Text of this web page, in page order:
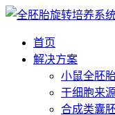
首页
解决方案
小鼠全胚
干细胞来
合成类囊